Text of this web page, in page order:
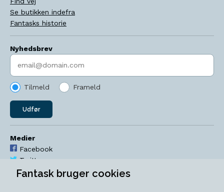
Se butikken indefra
Fantasks historie
Nyhedsbrev
Indtast søgeord
Tilmeld Frameld
Udfør
Medier
Facebook
Twitter
YouTube
Fantask bruger cookies